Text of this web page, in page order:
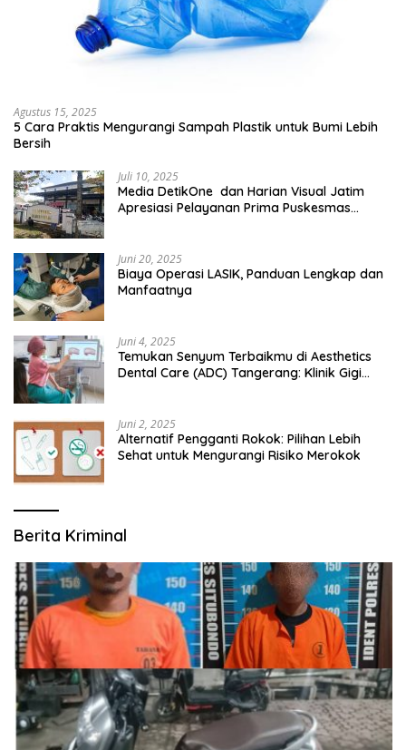
Agustus 15, 2025
5 Cara Praktis Mengurangi Sampah Plastik untuk Bumi Lebih
Bersih
Juli 10, 2025
Media DetikOne dan Harian Visual Jatim
Apresiasi Pelayanan Prima Puskesmas
Juni 20, 2025
Biaya Operasi LASIK, Panduan Lengkap dan
Manfaatnya
Juni 4, 2025
Temukan Senyum Terbaikmu di Aesthetics
Dental Care (ADC) Tangerang: Klinik Gigi
Juni 2, 2025
Alternatif Pengganti Rokok: Pilihan Lebih
Sehat untuk Mengurangi Risiko Merokok
Berita Kriminal